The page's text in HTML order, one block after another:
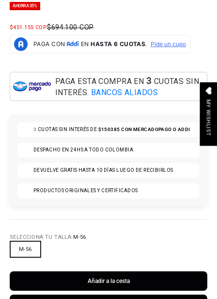
AHORRA 35%
PRECIO DE OFERTA
$451.155 COPPRECIO NORMAL
$694.100 COP
PAGA ESTA COMPRA EN 3 CUOTAS SIN
INTERÉS. BANCOS ALIADOS
3 CUOTAS SIN INTERÉS DE $150385CON MERCADOPAGO O ADDI
DESPACHO EN 24HS A TODO COLOMBIA
DEVUELVE GRATIS HASTA 10 DÍAS LUEGO DE RECIBIRLOS
PRODUCTOS ORIGINALES Y CERTIFICADOS
SELECCIONA TU TALLA: M-56
M-56
Añadir a la cesta
MY WISHLIST